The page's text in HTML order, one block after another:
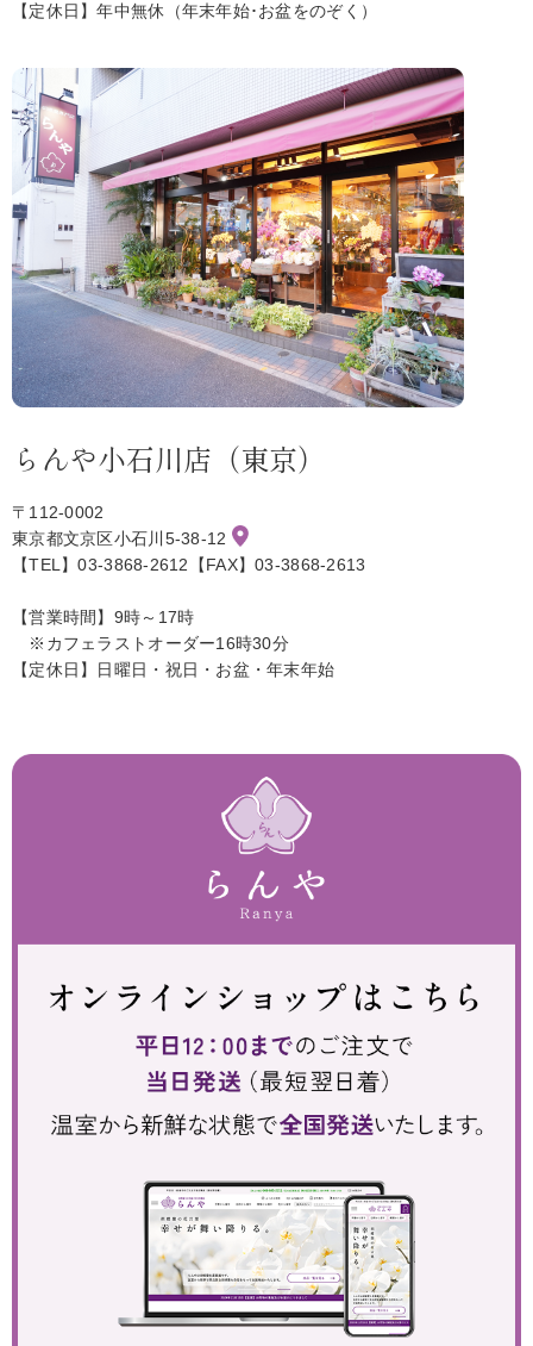
【定休日】年中無休（年末年始･お盆をのぞく）
らんや小石川店（東京）
〒112-0002
東京都文京区小石川5-38-12
【TEL】03-3868-2612【FAX】03-3868-2613
【営業時間】9時～17時
※カフェラストオーダー16時30分
【定休日】日曜日・祝日・お盆・年末年始